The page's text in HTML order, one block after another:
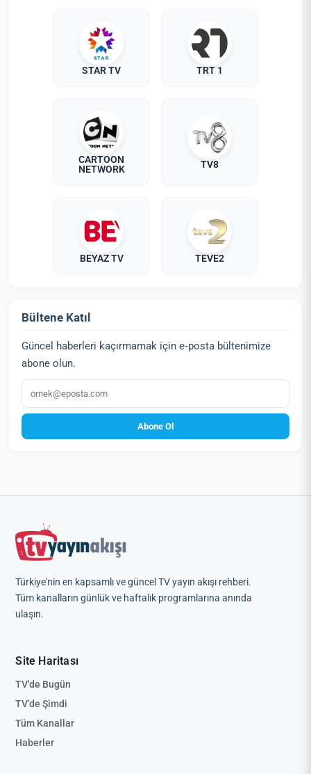
STAR TV TRT 1
CARTOON
NETWORK
TV8
BEYAZ TV TEVE2
Bültene Katıl
Güncel haberleri kaçırmamak için e‑posta bültenimize
abone olun.
E‑posta
Abone Ol
Türkiye'nin en kapsamlı ve güncel TV yayın akışı rehberi.
Tüm kanalların günlük ve haftalık programlarına anında
ulaşın.
Site Haritası
TV'de Bugün
TV'de Şimdi
Tüm Kanallar
Haberler